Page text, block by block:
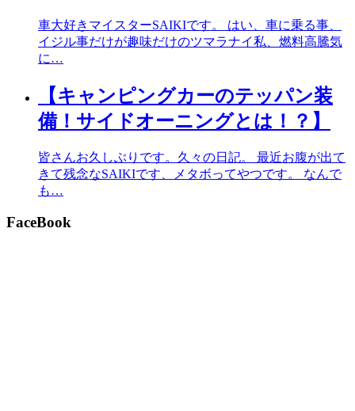
車大好きマイスターSAIKIです。 はい、車に乗る事、
イジル事だけが趣味だけのツマラナイ私、燃料高騰気
に…
【キャンピングカーのテッパン装
備！サイドオーニングとは！？】
皆さんお久しぶりです。久々の日記。 最近お腹が出て
きて残念なSAIKIです、メタボってやつです。 なんで
も…
FaceBook